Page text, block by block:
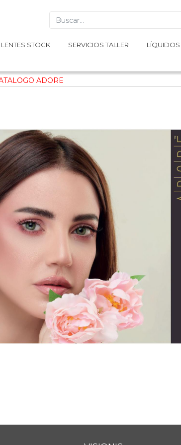
LENTES STOCK SERVICIOS TALLER LÍQUIDOS
LENTES STOCK SERVICIOS TALLER LÍQUIDOS
ADORE